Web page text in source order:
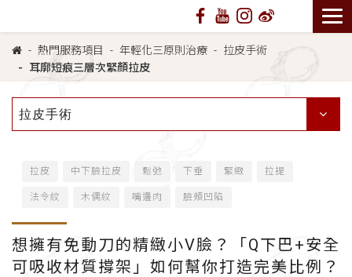
熱門服務項目 年輕化三原則治療
拉皮手術
耳廓短痕三層次緊顏拉皮
拉皮手術
拉皮 中下臉拉皮 鬆弛 下垂 緊緻 拉提
法令紋 木偶紋 嘴邊肉 臉頰凹陷
想擁有免動刀的精緻小V臉？「Q下巴+安全
可吸收材質撐架」如何幫你打造完美比例？